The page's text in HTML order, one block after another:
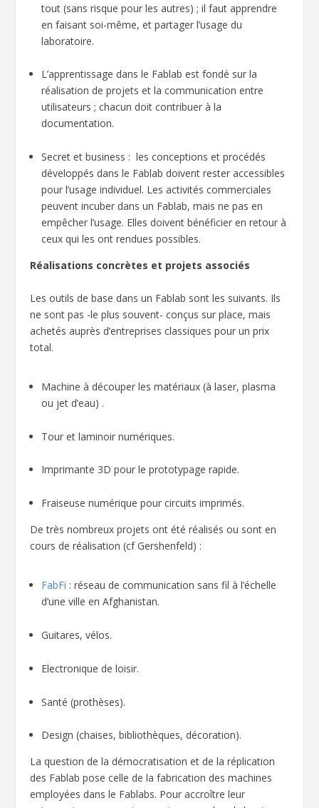
tout (sans risque pour les autres) ; il faut apprendre
en faisant soi-même, et partager l’usage du
laboratoire.
L’apprentissage dans le Fablab est fondé sur la
réalisation de projets et la communication entre
utilisateurs ; chacun doit contribuer à la
documentation.
Secret et business : les conceptions et procédés
développés dans le Fablab doivent rester accessibles
pour l’usage individuel. Les activités commerciales
peuvent incuber dans un Fablab, mais ne pas en
empêcher l’usage. Elles doivent bénéficier en retour à
ceux qui les ont rendues possibles.
Réalisations concrètes et projets associés
Les outils de base dans un Fablab sont les suivants. Ils
ne sont pas -le plus souvent- conçus sur place, mais
achetés auprès d’entreprises classiques pour un prix
total.
Machine à découper les matériaux (à laser, plasma
ou jet d’eau) .
Tour et laminoir numériques.
Imprimante 3D pour le prototypage rapide.
Fraiseuse numérique pour circuits imprimés.
De très nombreux projets ont été réalisés ou sont en
cours de réalisation (cf Gershenfeld) :
FabFi : réseau de communication sans fil à l’échelle
d’une ville en Afghanistan.
Guitares, vélos.
Electronique de loisir.
Santé (prothèses).
Design (chaises, bibliothèques, décoration).
La question de la démocratisation et de la réplication
des Fablab pose celle de la fabrication des machines
employées dans le Fablabs. Pour accroître leur